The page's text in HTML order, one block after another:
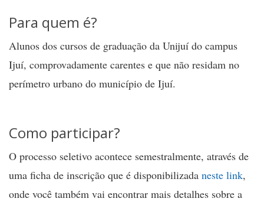
Para quem é?
Alunos dos cursos de graduação da Unijuí do campus
Ijuí, comprovadamente carentes e que não residam no
perímetro urbano do município de Ijuí.
Como participar?
O processo seletivo acontece semestralmente, através de
uma ficha de inscrição que é disponibilizada neste link,
onde você também vai encontrar mais detalhes sobre a